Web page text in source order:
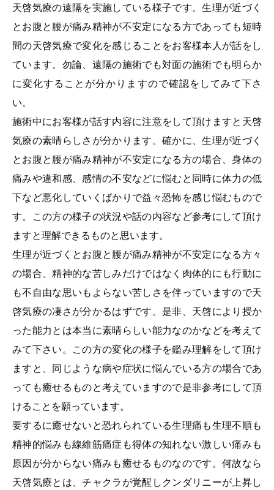
天啓気療の遠隔を実施している様子です。生理が近づく
とお腹と腰が痛み精神が不安定になる方であっても短時
間の天啓気療で変化を感じることをお客様本人が話をし
ています。勿論、遠隔の施術でも対面の施術でも明らか
に変化することが分かりますので確認をしてみて下さ
い。
施術中にお客様が話す内容に注意をして頂けますと天啓
気療の素晴らしさが分かります。確かに、生理が近づく
とお腹と腰が痛み精神が不安定になる方の場合、身体の
痛みや違和感、感情の不安などに悩むと同時に体力の低
下など悪化していくばかりで益々恐怖を感じ悩むもので
す。この方の様子の状況や話の内容など参考にして頂け
ますと理解できるものと思います。
生理が近づくとお腹と腰が痛み精神が不安定になる方々
の場合、精神的な苦しみだけではなく肉体的にも行動に
も不自由な思いもよらない苦しさを伴っていますので天
啓気療の凄さが分かるはずです。是非、天啓により授か
った能力とは本当に素晴らしい能力なのかなどを考えて
みて下さい。この方の変化の様子を鑑み理解をして頂け
ますと、同じような病や症状に悩んでいる方の場合であ
っても癒せるものと考えていますので是非参考にして頂
けることを願っています。
要するに癒せないと恐れられている生理痛も生理不順も
精神的悩みも線維筋痛症も得体の知れない激しい痛みも
原因が分からない痛みも癒せるものなのです。何故なら
天啓気療とは、チャクラが覚醒しクンダリニーが上昇し